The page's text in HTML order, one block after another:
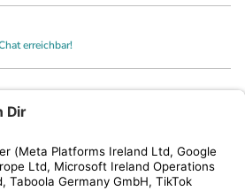
erreichbar!